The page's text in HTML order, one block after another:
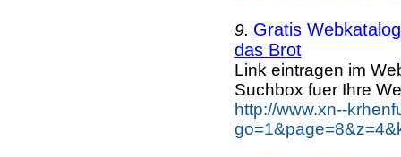
9. Gratis
das Brot
Link eintragen im
Suchbox fuer Ihre
http://www.xn--